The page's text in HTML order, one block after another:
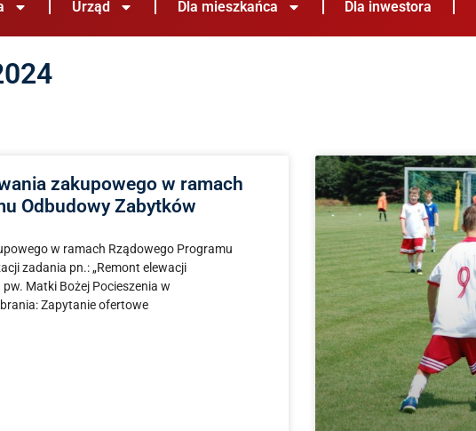
Urząd Dla mieszkańca Dla inwestora
zakupowego w ramach
Odbudowy Zabytków
w ramach Rządowego Programu
zadania pn.: „Remont elewacji
Matki Bożej Pocieszenia w
Zapytanie ofertowe